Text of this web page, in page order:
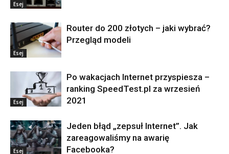
Esej
Esej
Router do 200 złotych – jaki wybrać?
Przegląd modeli
Esej
Po wakacjach Internet przyspiesza –
ranking SpeedTest.pl za wrzesień
2021
Esej
Jeden błąd „zepsuł Internet”. Jak
zareagowaliśmy na awarię
Facebooka?